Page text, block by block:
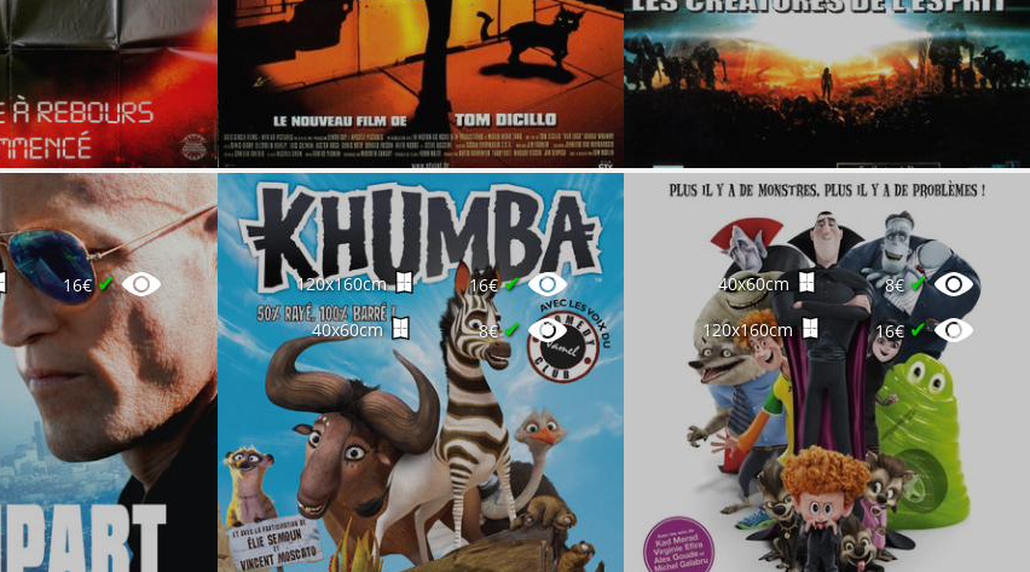
16€✔ 120x160cm 16€✔
40x60cm 8€✔
40x60cm 8€✔
120x160cm 16€ ✔